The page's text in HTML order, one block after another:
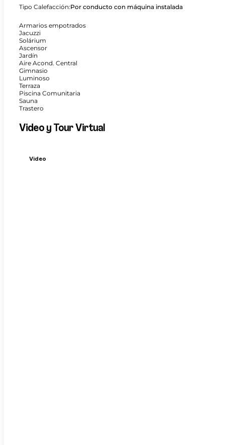
Tipo Calefacción:Por conducto con máquina instalada
Armarios empotrados
Jacuzzi
Solárium
Ascensor
Jardín
Aire Acond. Central
Gimnasio
Luminoso
Terraza
Piscina Comunitaria
Sauna
Trastero
Video y Tour Virtual
Video